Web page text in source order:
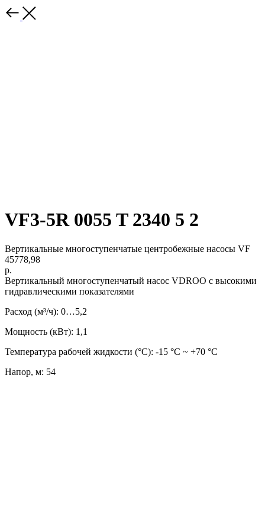
VF3-5R 0055 T 2340 5 2
Вертикальные многоступенчатые центробежные насосы VF
45778,98
р.
Вертикальный многоступенчатый насос VDROO с высокими
гидравлическими показателями
Расход (м³/ч): 0…5,2
Мощность (кВт): 1,1
Температура рабочей жидкости (°C): -15 °С ~ +70 °С
Напор, м: 54